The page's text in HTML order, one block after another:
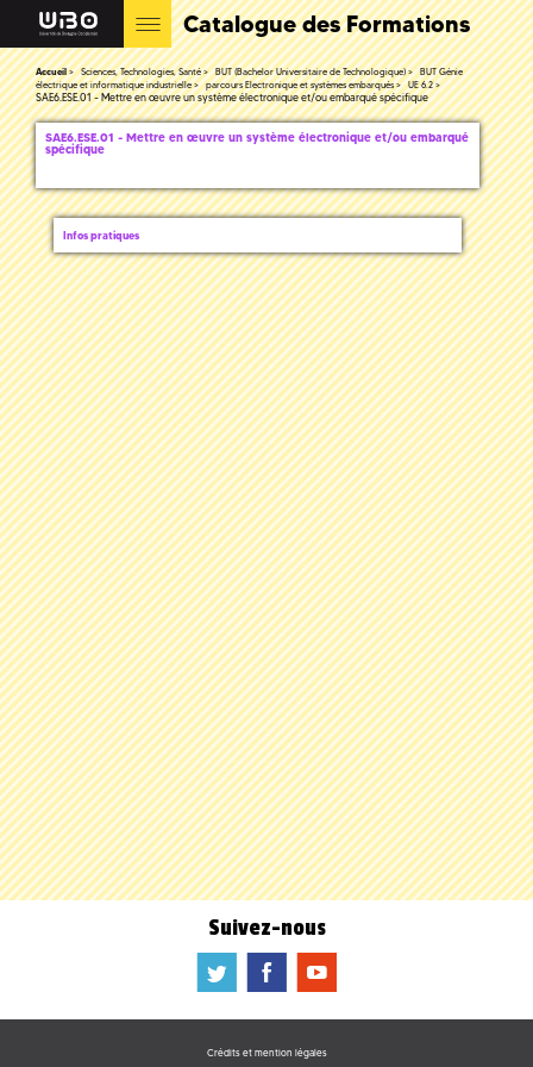
Catalogue des Formations
Accueil Sciences, Technologies, Santé BUT (Bachelor Universitaire de Technologique)
BUT Génie
électrique et informatique industrielle
parcours Electronique et systèmes embarqués UE 6.2
SAE6.ESE.01 - Mettre en œuvre un système électronique et/ou embarqué spécifique
SAE6.ESE.01 - Mettre en œuvre un système électronique et/ou embarqué
spécifique
Infos pratiques
Suivez-nous
a b f
Crédits et mention légales